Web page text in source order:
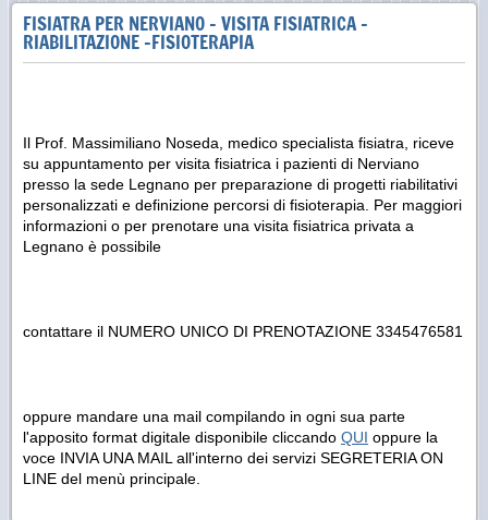
FISIATRA PER NERVIANO - VISITA FISIATRICA -
RIABILITAZIONE -FISIOTERAPIA
Il Prof. Massimiliano Noseda, medico specialista fisiatra, riceve
su appuntamento per visita fisiatrica i pazienti di Nerviano
presso la sede Legnano per preparazione di progetti riabilitativi
personalizzati e definizione percorsi di fisioterapia. Per maggiori
informazioni o per prenotare una visita fisiatrica privata a
Legnano è possibile
contattare il NUMERO UNICO DI PRENOTAZIONE 3345476581
oppure mandare una mail compilando in ogni sua parte
l'apposito format digitale disponibile cliccando QUI oppure la
voce INVIA UNA MAIL all'interno dei servizi SEGRETERIA ON
LINE del menù principale.